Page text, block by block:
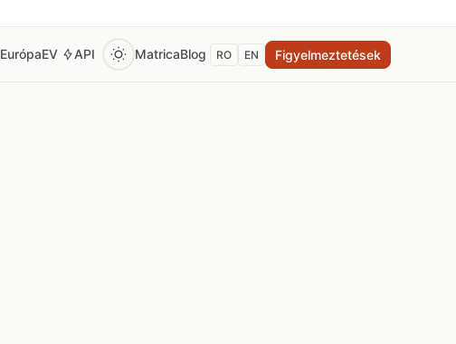
EurópaEV API MatricaBlog RO EN Figyelmeztetések